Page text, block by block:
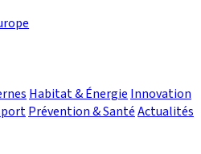
Habitat & Énergie Innovation
Prévention & SantéActualités